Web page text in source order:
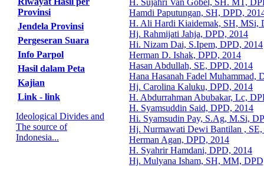
Provinsi
Jendela Provinsi
Pergeseran Suara
Info Parpol
Hasil dalam Peta
Kajian
Link - link
Ideological Divides and
The source of
Indonesia...
H. Sujahri Van Gobel, SH. MT,
Hamdi Paputungan, SH, DPD,
H. Ali Hardi Kiaidemak, SH, MSi,
Hj. Rahmijati Jahja, DPD, 2014
Hi. Nizam Dai, S.Ipem, DPD, 2014
Herman D. Ishak, DPD, 2014
Hasan Abdullah, SE, DPD, 2014
Hana Hasanah Fadel Muhammad,
Hj. Carolina Kaluku, DPD, 2014
H. Abdurrahman Abubakar, Lc,
H. Syamsuddin Said, DPD, 2014
Hi. Syamsudin Pay, S.Ag, M.Si,
Hj. Nurmawati Dewi Bantilan ,
Herman Agan, DPD, 2014
H. Syahrir Hamdani, DPD, 2014
Hj. Mulyana Isham, SH, MM,